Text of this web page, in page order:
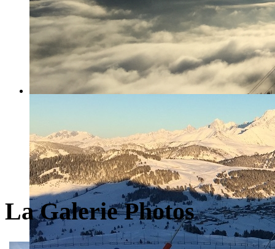
La Galerie Photos